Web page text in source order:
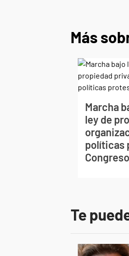
Más
Marcha
ley de
políticas
Congreso
Te